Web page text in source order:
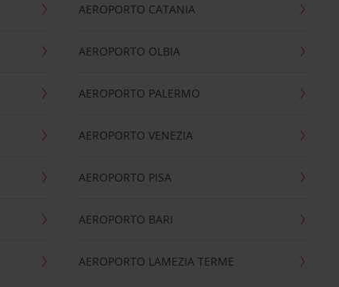
AEROPORTO CATANIA
AEROPORTO OLBIA
AEROPORTO PALERMO
AEROPORTO VENEZIA
AEROPORTO PISA
AEROPORTO BARI
AEROPORTO LAMEZIA TERME